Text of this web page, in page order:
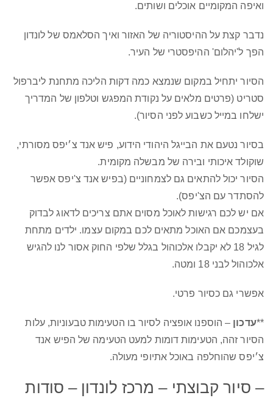
ואיפה המקומיים אוכלים ושותים.
נדבר קצת על ההיסטוריה של האזור ואיך הסלאמס של לונדון
הפך ל'יהלום' ההיפסטרי של העיר.
הסיור יתחיל במקום שנמצא כמה דקות הליכה מתחנת ליברפול
סטריט (פרטים מלאים על נקודת המפגש וטלפון של המדריך
ישלחו במייל כשבוע לפני הסיור).
בסיור נטעם את הבייגל היהודי הידוע, פיש אנד צ׳יפס מסורתי,
שוקולד איכותי ובירה של מבשלה מקומית.
הסיור יכול להתאים גם לצמחוניים (בפיש אנד צ'יפס אפשר
להסתדר עם הצ'יפס).
אם יש לכם רגישות לאוכל מסוים אתם צריכים לדאוג לבדוק
בעצמכם אם האוכל מתאים לכם במקום עצמו. ילדים מתחת
לגיל 18 לא יקבלו אלכוהול בגלל שלפי החוק אסור לנו להגיש
אלכוהול לבני 18 ומטה.
אפשרי גם כסיור פרטי.
**עדכון – הוספנו אופציה לסיור בו הטעימות טבעוניות, עלות
הסיור זהה, הטעימות דומות למעט הטעימה של הפיש אנד
צ׳יפס שהוחלפה באוכל אתיופי מעולה.
– סיור קבוצתי – מרכז לונדון – סודות